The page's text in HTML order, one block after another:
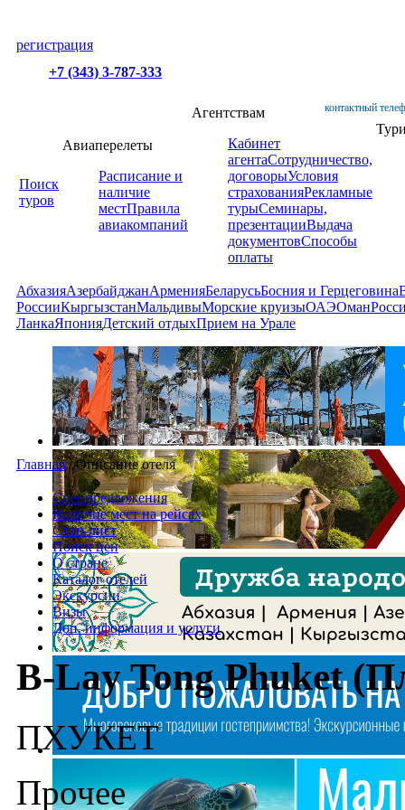
регистрация
+7 (343) 3-787-333
контактный
Поиск
туров
Авиаперелеты
Расписание и
наличие
местПравила
авиакомпаний
Агентствам
Кабинет
агентаСотрудничество,
договорыУсловия
страхованияРекламные
турыСеминары,
презентацииВыдача
документовСпособы
оплаты
АбхазияАзербайджанАрменияБеларусьБосния и Герцеговина
РоссииКыргызстанМальдивыМорские круизыОАЭОман
ЛанкаЯпонияДетский отдыхПрием на Урале
Главная /Описание отеля
Спецпредложения
Наличие мест на рейсах
Стоп-лист
Поиск цен
О стране
Каталог отелей
Экскурсии
Визы
Доп. информация и услуги
B-Lay Tong Phuket
ПХУКЕТ
Прочее